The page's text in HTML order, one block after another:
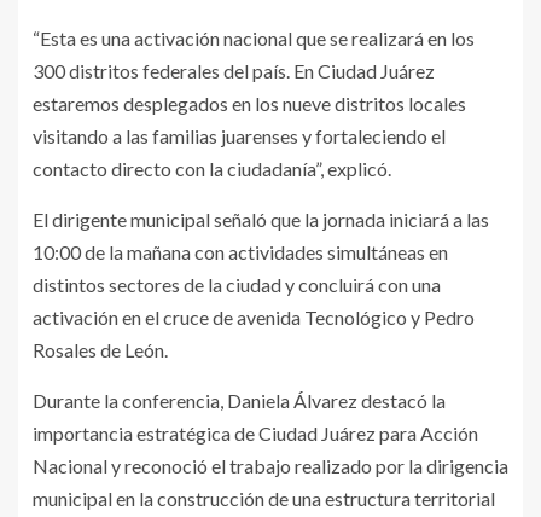
“Esta es una activación nacional que se realizará en los
300 distritos federales del país. En Ciudad Juárez
estaremos desplegados en los nueve distritos locales
visitando a las familias juarenses y fortaleciendo el
contacto directo con la ciudadanía”, explicó.
El dirigente municipal señaló que la jornada iniciará a las
10:00 de la mañana con actividades simultáneas en
distintos sectores de la ciudad y concluirá con una
activación en el cruce de avenida Tecnológico y Pedro
Rosales de León.
Durante la conferencia, Daniela Álvarez destacó la
importancia estratégica de Ciudad Juárez para Acción
Nacional y reconoció el trabajo realizado por la dirigencia
municipal en la construcción de una estructura territorial